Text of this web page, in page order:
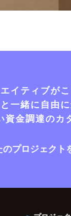
イティブが
一緒に自由
資金調達のカ
のプロジェクト